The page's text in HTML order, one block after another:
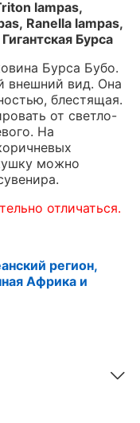
lampas,
Ranella lampas,
Бурса
Бурса Бубо.
внешний вид. Она
блестящая.
от светло-
На
можно
отличаться.
регион,